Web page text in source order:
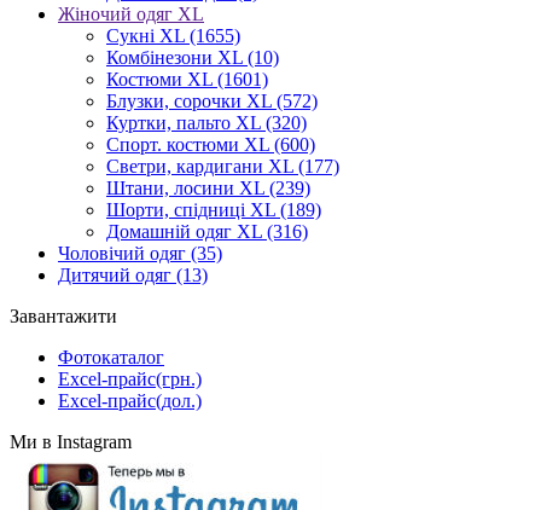
Жіночий одяг XL
Cукні XL (1655)
Комбінезони XL (10)
Костюми XL (1601)
Блузки, сорочки XL (572)
Куртки, пальто XL (320)
Спорт. костюми XL (600)
Светри, кардигани XL (177)
Штани, лосини XL (239)
Шорти, спідниці XL (189)
Домашній одяг XL (316)
Чоловічий одяг (35)
Дитячий одяг (13)
Завантажити
Фотокаталог
Excel-прайс(грн.)
Excel-прайс(дол.)
Ми в Instagram